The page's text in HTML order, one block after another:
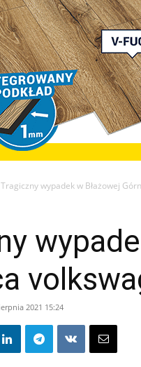
Tragiczny wypadek w Błażowej
2021 15:24